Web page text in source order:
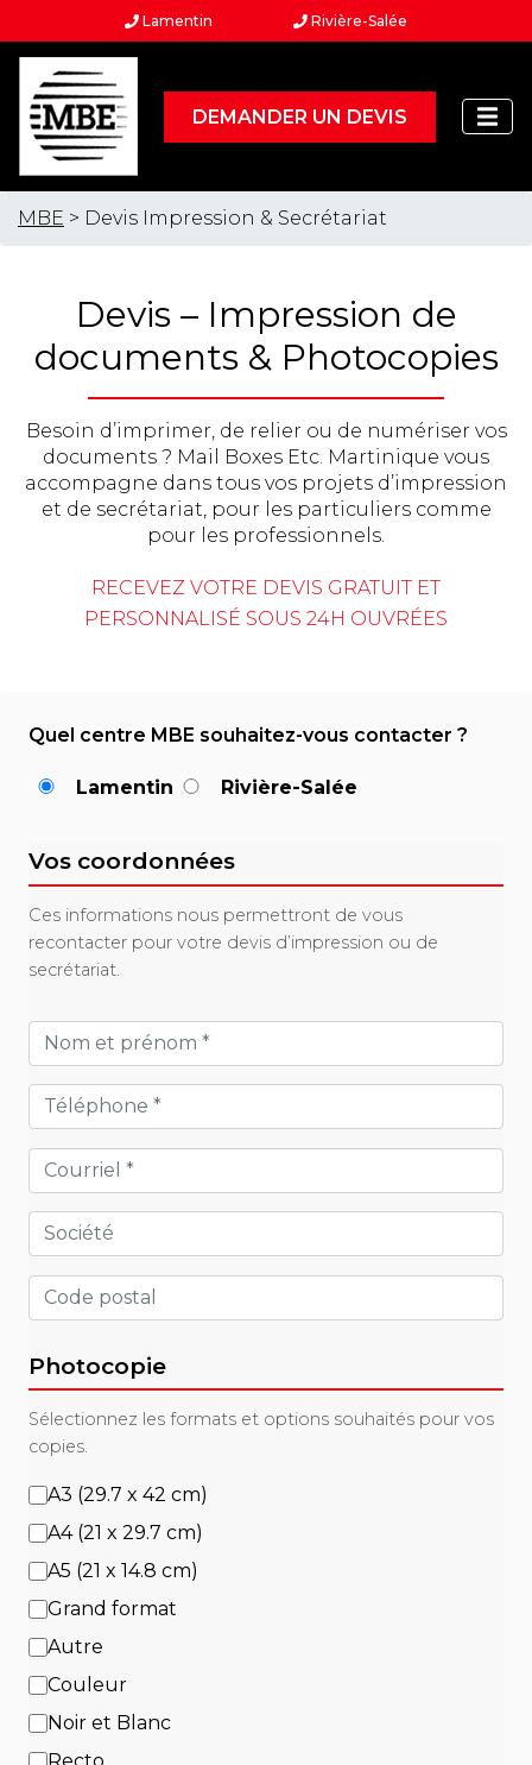
Lamentin Rivière-Salée
DEMANDER UN DEVIS
MBE > Devis Impression & Secrétariat
Devis – Impression de
documents & Photocopies
Besoin d’imprimer, de relier ou de numériser vos
documents ? Mail Boxes Etc. Martinique vous
accompagne dans tous vos projets d’impression
et de secrétariat, pour les particuliers comme
pour les professionnels.
RECEVEZ VOTRE DEVIS GRATUIT ET
PERSONNALISÉ SOUS 24H OUVRÉES
Quel centre MBE souhaitez-vous contacter ?
Lamentin Rivière-Salée
Vos coordonnées
Ces informations nous permettront de vous
recontacter pour votre devis d’impression ou de
secrétariat.
Photocopie
Sélectionnez les formats et options souhaités pour vos
copies.
A3 (29.7 x 42 cm)
A4 (21 x 29.7 cm)
A5 (21 x 14.8 cm)
Grand format
Autre
Couleur
Noir et Blanc